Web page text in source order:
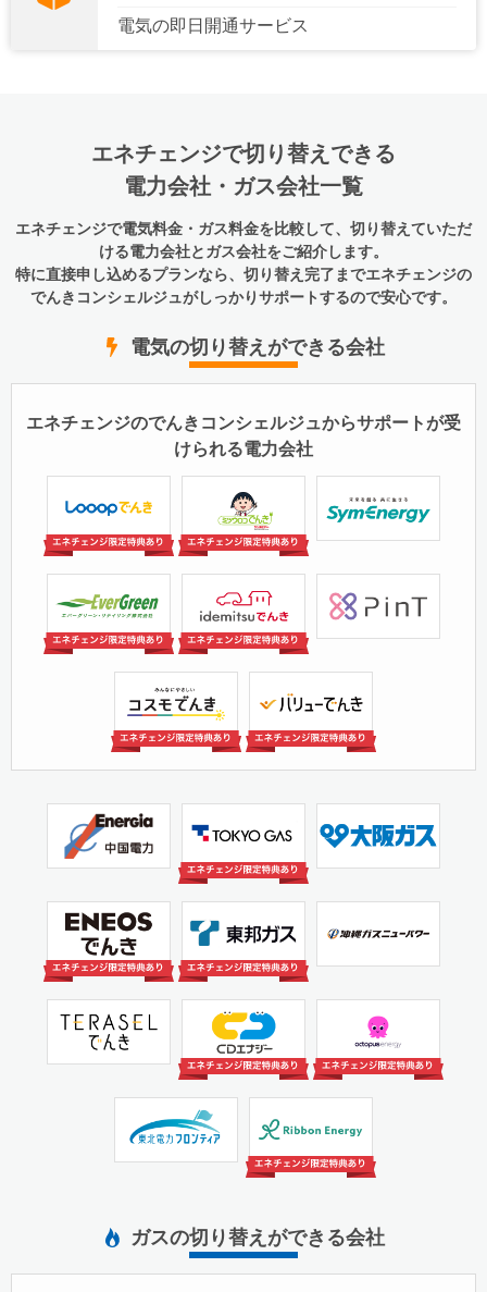
電気の即日開通サービス
エネチェンジで切り替えできる
電力会社・ガス会社一覧
エネチェンジで電気料金・ガス料金を比較して、切り替えていただ
ける電力会社とガス会社をご紹介します。
特に直接申し込めるプランなら、切り替え完了までエネチェンジの
でんきコンシェルジュがしっかりサポートするので安心です。
電気の切り替えができる会社
エネチェンジのでんきコンシェルジュからサポートが受
けられる電力会社
株式会社Looop
ミツウロコグリーンエネ
ルギー株式会社
シン・エナジー株式会社
（旧洸陽電機）
エバーグリーン・リテイ
リング株式会社
出光興産株式会社 株式会社PinT
コスモ石油マーケティン
グ株式会社
株式会社INE
中国電力 東京ガス株式会社 大阪ガス株式会社
ENEOS Power株式会社 東邦ガス株式会社
株式会社沖縄ガスニュー
パワー
株式会社エネクスライフ
サービス
株式会社CDエナジーダ
イレクト
TGオクトパスエナジー
東北電力フロンティア株
式会社
株式会社リボンエナジー
ガスの切り替えができる会社